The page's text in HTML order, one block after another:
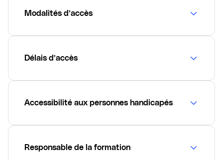
Modalités d’accès
Délais d’accès
Accessibilité aux personnes handicapés
Responsable de la formation